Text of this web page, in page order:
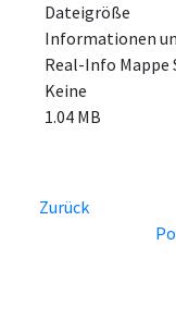
Dateigröße
Informationen
Real-Info Mappe
Keine
1.04 MB
Zurück